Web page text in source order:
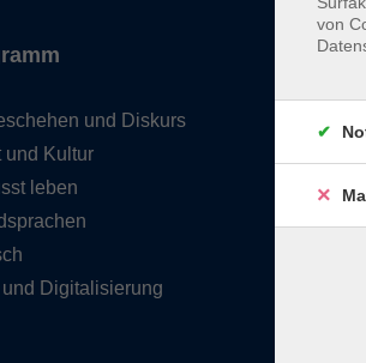
und Diskurs
und Kultur
leben
und Digitalisierung
von